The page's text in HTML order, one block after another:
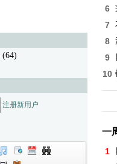
(64)
注册新用户
6
7
8
9
10
一
1